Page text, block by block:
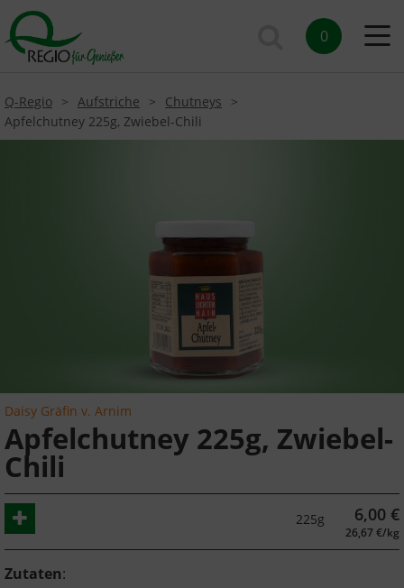
0
Q-Regio Aufstriche
Chutneys
Apfelchutney 225g, Zwiebel-Chili
Daisy Gräfin v. Arnim
Apfelchutney 225g, Zwiebel-
Chili
225g 6,00 €
26,67 €/kg
Zutaten: